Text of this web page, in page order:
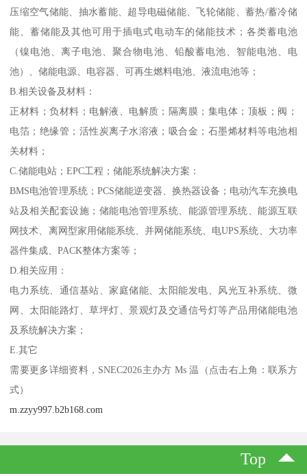
压缩空气储能、抽水蓄能、超导电磁储能、飞轮储能、蓄热/蓄冷储
能、蓄储能及其他可用于插电式电动车的储能技术；各类蓄电池
（镍电池、离子电池、聚合物电池、铅酸蓄电池、智能电池、电
池）、储能电源、电容器、可再生燃料电池、液流电池等；
B.相关设备及材料：
正材料；负材料；电解液、电解质；隔离膜；集电体；顶板；阀；
电箔；绝缘管；活性炭离子水溶液；吸合金；石墨烯材料等电池相
关材料；
C.储能电站；EPC工程；储能系统解决方案：
BMS电池管理系统；PCS储能逆变器、换热器设备；电动汽车充换电
站及相关配套设施；储能电池管理系统、能源管理系统、能源互联
网技术、离网型家用储能系统、并网储能系统、电UPS系统、大功率
器件集成、PACK整体方案等；
D.相关应用：
电力系统、通信基站、家庭储能、太阳能发电、风光互补系统、微
网、太阳能路灯、草坪灯、景观灯及交通信号灯等产品用储能电池
及系统解决方案；
E.其它
需要更多详细资料，SNEC2026主办方 Ms 温（点击右上角：联系方
式）
m.zzyy997.b2b168.com
Top